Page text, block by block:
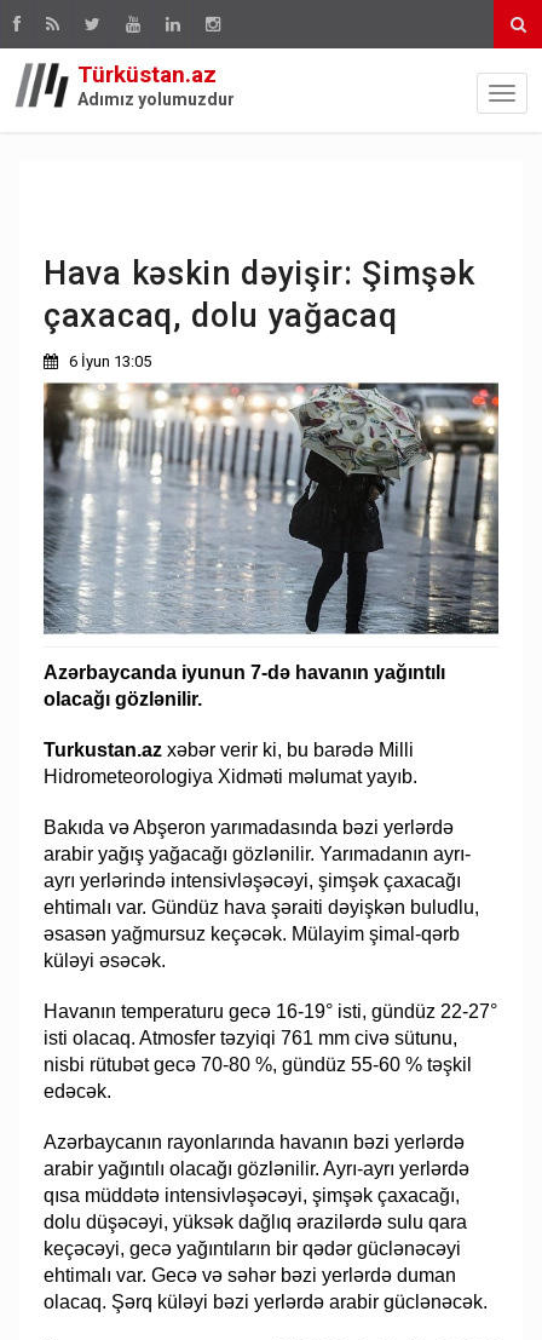
Türküstan.az
Adımız yolumuzdur
Hava kəskin dəyişir: Şimşək
çaxacaq, dolu yağacaq
6 İyun 13:05
Azərbaycanda iyunun 7-də havanın yağıntılı
olacağı gözlənilir.
Turkustan.azxəbər verir ki, bu barədə Milli
Hidrometeorologiya Xidməti məlumat yayıb.
Bakıda və Abşeron yarımadasında bəzi yerlərdə
arabir yağış yağacağı gözlənilir. Yarımadanın ayrı-
ayrı yerlərində intensivləşəcəyi, şimşək çaxacağı
ehtimalı var. Gündüz hava şəraiti dəyişkən buludlu,
əsasən yağmursuz keçəcək. Mülayim şimal-qərb
küləyi əsəcək.
Havanın temperaturu gecə 16-19° isti, gündüz 22-27°
isti olacaq. Atmosfer təzyiqi 761 mm civə sütunu,
nisbi rütubət gecə 70-80 %, gündüz 55-60 % təşkil
edəcək.
Azərbaycanın rayonlarında havanın bəzi yerlərdə
arabir yağıntılı olacağı gözlənilir. Ayrı-ayrı yerlərdə
qısa müddətə intensivləşəcəyi, şimşək çaxacağı,
dolu düşəcəyi, yüksək dağlıq ərazilərdə sulu qara
keçəcəyi, gecə yağıntıların bir qədər güclənəcəyi
ehtimalı var. Gecə və səhər bəzi yerlərdə duman
olacaq. Şərq küləyi bəzi yerlərdə arabir güclənəcək.